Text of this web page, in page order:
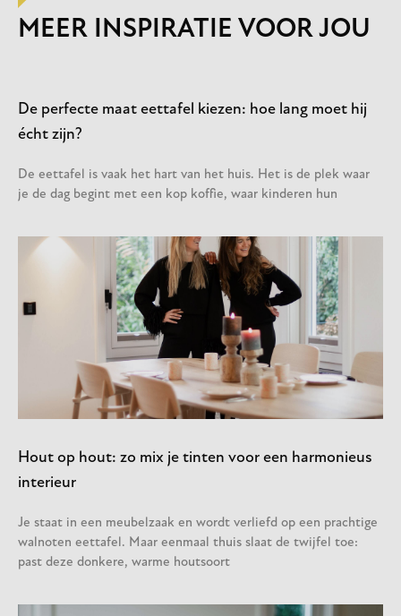
MEER INSPIRATIE VOOR JOU
De perfecte maat eettafel kiezen: hoe lang moet hij
écht zijn?
De eettafel is vaak het hart van het huis. Het is de plek waar
je de dag begint met een kop koffie, waar kinderen hun
Hout op hout: zo mix je tinten voor een harmonieus
interieur
Je staat in een meubelzaak en wordt verliefd op een prachtige
walnoten eettafel. Maar eenmaal thuis slaat de twijfel toe:
past deze donkere, warme houtsoort